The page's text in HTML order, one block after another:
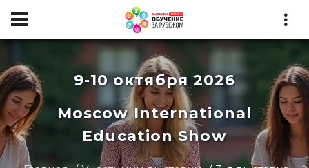
9-10 октября 2026
Moscow International
Education Show